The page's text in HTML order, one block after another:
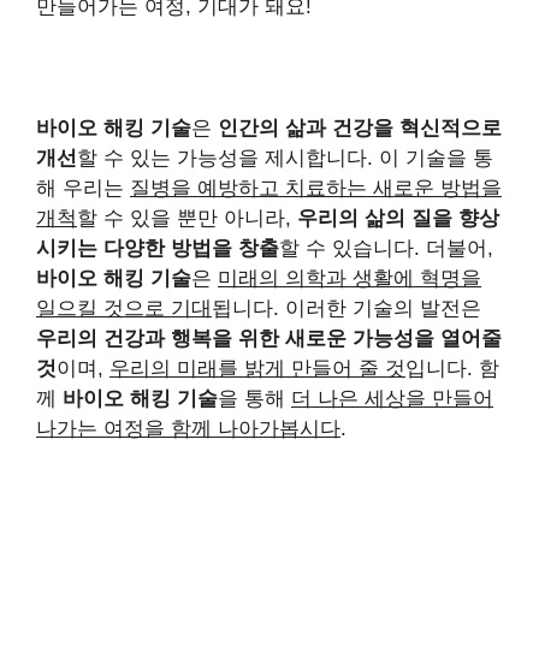
만들어가는 여정, 기대가 돼요!
바이오 해킹 기술은 인간의 삶과 건강을 혁신적으로
개선할 수 있는 가능성을 제시합니다. 이 기술을 통
해 우리는 질병을 예방하고 치료하는 새로운 방법을
개척할 수 있을 뿐만 아니라, 우리의 삶의 질을 향상
시키는 다양한 방법을 창출할 수 있습니다. 더불어,
바이오 해킹 기술은 미래의 의학과 생활에 혁명을
일으킬 것으로 기대 됩니다. 이러한 기술의 발전은
우리의 건강과 행복을 위한 새로운 가능성을 열어줄
것이며, 우리의 미래를 밝게 만들어 줄 것입니다. 함
께 바이오 해킹 기술을 통해 더 나은 세상을 만들어
나가는 여정을 함께 나아가봅시다.